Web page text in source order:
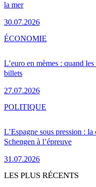
la mer
30.07.2026
L’euro en mèmes : quand
billets
27.07.2026
ÉCONOMIE
L’Espagne sous pression :
Schengen à l’épreuve
31.07.2026
POLITIQUE
LES PLUS RÉCENTS